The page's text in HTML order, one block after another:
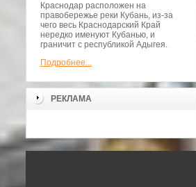
Краснодар расположен на
правобережье реки Кубань, из-за
чего весь Краснодарский Край
нередко именуют Кубанью, и
граничит с республикой Адыгея.
Подробнее...
РЕКЛАМА